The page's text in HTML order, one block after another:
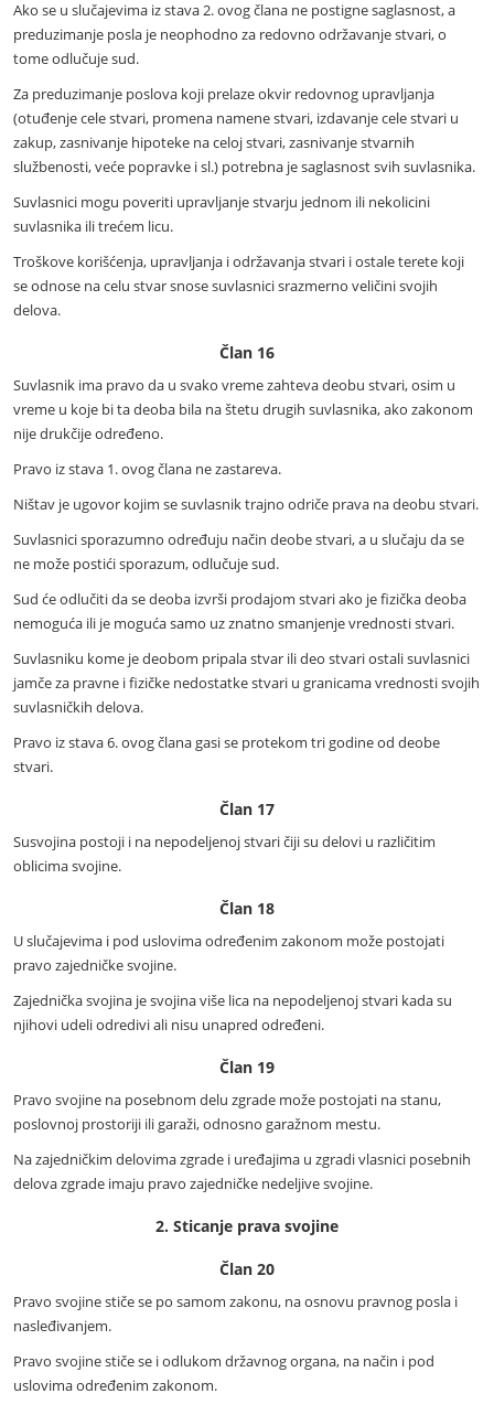
Ako se u slučajevima iz stava 2. ovog člana ne postigne saglasnost, a
preduzimanje posla je neophodno za redovno održavanje stvari, o
tome odlučuje sud.
Za preduzimanje poslova koji prelaze okvir redovnog upravljanja
(otuđenje cele stvari, promena namene stvari, izdavanje cele stvari u
zakup, zasnivanje hipoteke na celoj stvari, zasnivanje stvarnih
službenosti, veće popravke i sl.) potrebna je saglasnost svih suvlasnika.
Suvlasnici mogu poveriti upravljanje stvarju jednom ili nekolicini
suvlasnika ili trećem licu.
Troškove korišćenja, upravljanja i održavanja stvari i ostale terete koji
se odnose na celu stvar snose suvlasnici srazmerno veličini svojih
delova.
Član 16
Suvlasnik ima pravo da u svako vreme zahteva deobu stvari, osim u
vreme u koje bi ta deoba bila na štetu drugih suvlasnika, ako zakonom
nije drukčije određeno.
Pravo iz stava 1. ovog člana ne zastareva.
Ništav je ugovor kojim se suvlasnik trajno odriče prava na deobu stvari.
Suvlasnici sporazumno određuju način deobe stvari, a u slučaju da se
ne može postići sporazum, odlučuje sud.
Sud će odlučiti da se deoba izvrši prodajom stvari ako je fizička deoba
nemoguća ili je moguća samo uz znatno smanjenje vrednosti stvari.
Suvlasniku kome je deobom pripala stvar ili deo stvari ostali suvlasnici
jamče za pravne i fizičke nedostatke stvari u granicama vrednosti svojih
suvlasničkih delova.
Pravo iz stava 6. ovog člana gasi se protekom tri godine od deobe
stvari.
Član 17
Susvojina postoji i na nepodeljenoj stvari čiji su delovi u različitim
oblicima svojine.
Član 18
U slučajevima i pod uslovima određenim zakonom može postojati
pravo zajedničke svojine.
Zajednička svojina je svojina više lica na nepodeljenoj stvari kada su
njihovi udeli odredivi ali nisu unapred određeni.
Član 19
Pravo svojine na posebnom delu zgrade može postojati na stanu,
poslovnoj prostoriji ili garaži, odnosno garažnom mestu.
Na zajedničkim delovima zgrade i uređajima u zgradi vlasnici posebnih
delova zgrade imaju pravo zajedničke nedeljive svojine.
2. Sticanje prava svojine
Član 20
Pravo svojine stiče se po samom zakonu, na osnovu pravnog posla i
nasleđivanjem.
Pravo svojine stiče se i odlukom državnog organa, na način i pod
uslovima određenim zakonom.